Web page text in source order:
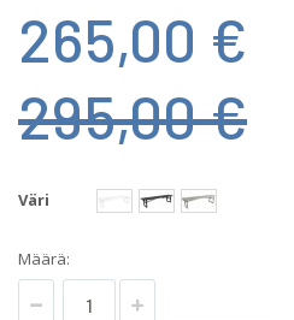
265,00 €
295,00 €
Väri
Määrä: